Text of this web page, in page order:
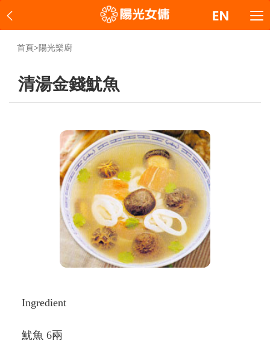
首頁> 陽光樂廚
清湯金錢魷魚
Ingredient
魷魚 6兩